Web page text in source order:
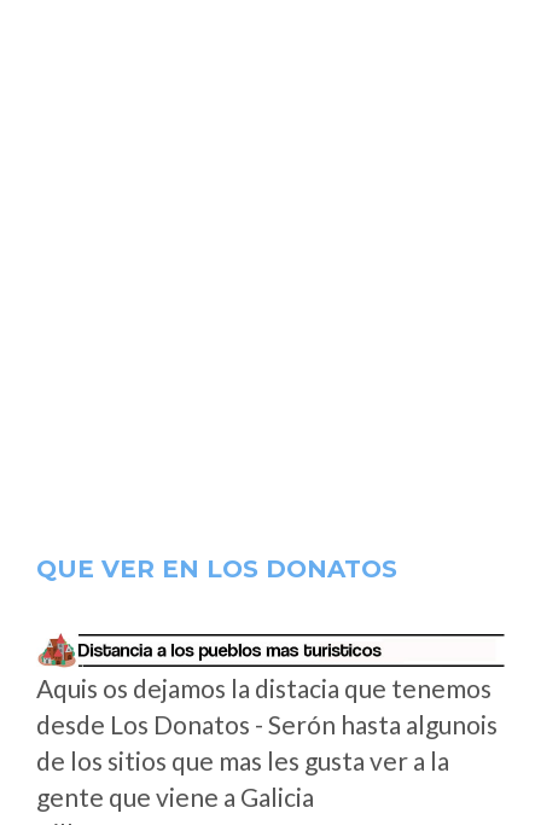
QUE VER EN LOS DONATOS
Aquis os dejamos la distacia que tenemos
desde Los Donatos - Serón hasta algunois
de los sitios que mas les gusta ver a la
gente que viene a Galicia